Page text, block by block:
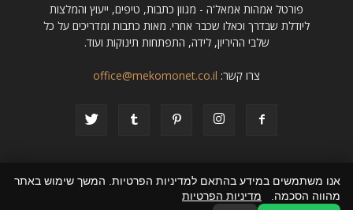
פורטל אמהות אמאל'ה - מגוון כתבות, טיפים, ייעוץ והמלצות
ליודלת שבדרך וכאלו שכבר אחרי. מאות כתבות ומדריכים על כל
שלבי ההיריון, לידה, התפתחות תינוקות ועוד.
צרו קשר: office@mekomonet.co.il
פרסום כתבה באתר מוביל מחפשים כותבות
אנו משתמשים במידע בהתאם למדיניות הפרטיות. המשך שימוש באתר
מהווה הסכמה. מדיניות הפרטיות